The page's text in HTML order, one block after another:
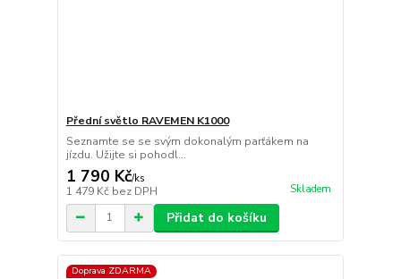
Přední světlo RAVEMEN K1000
Seznamte se se svým dokonalým parťákem na
jízdu. Užijte si pohodl...
1 790 Kč/ks
1 479 Kč bez DPH Skladem
Přidat do košíku
Doprava ZDARMA